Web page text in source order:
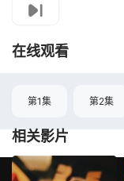
在线观看
第1集 第2集
相关影片